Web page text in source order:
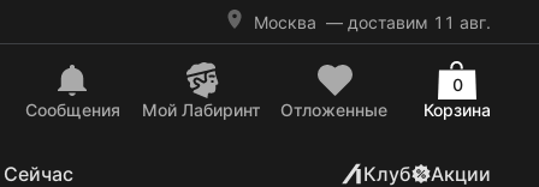
Москва — доставим 11 авг.
Сообщения Mой Лабиринт Отложенные Корзина
0
Клуб Акции